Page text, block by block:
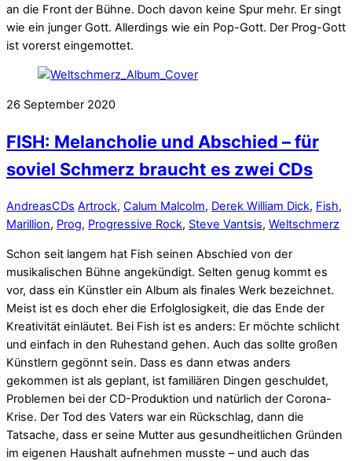
an die Front der Bühne. Doch davon keine Spur mehr. Er singt
wie ein junger Gott. Allerdings wie ein Pop-Gott. Der Prog-Gott
ist vorerst eingemottet.
26 September 2020
FISH: Melancholie und Abschied – für
soviel Schmerz braucht es zwei CDs
AndreasCDs Artrock, Calum Malcolm, Derek William Dick, Fish,
Marillion, Prog, Progressive Rock, Steve Vantsis, Weltschmerz
Schon seit langem hat Fish seinen Abschied von der
musikalischen Bühne angekündigt. Selten genug kommt es
vor, dass ein Künstler ein Album als finales Werk bezeichnet.
Meist ist es doch eher die Erfolglosigkeit, die das Ende der
Kreativität einläutet. Bei Fish ist es anders: Er möchte schlicht
und einfach in den Ruhestand gehen. Auch das sollte großen
Künstlern gegönnt sein. Dass es dann etwas anders
gekommen ist als geplant, ist familiären Dingen geschuldet,
Problemen bei der CD-Produktion und natürlich der Corona-
Krise. Der Tod des Vaters war ein Rückschlag, dann die
Tatsache, dass er seine Mutter aus gesundheitlichen Gründen
im eigenen Haushalt aufnehmen musste – und auch das